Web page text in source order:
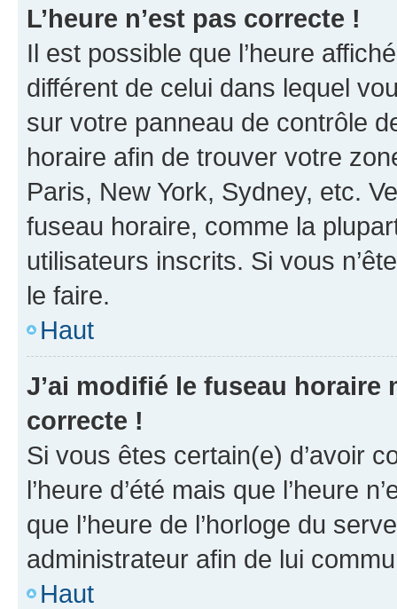
L’heure n’est pas correcte !
Il est possible que l’heure
différent de celui dans lequel
sur votre panneau de contrôle
horaire afin de trouver votre
Paris, New York, Sydney, etc.
fuseau horaire, comme la
utilisateurs inscrits. Si vous
le faire.
Haut
J’ai modifié le fuseau horaire
correcte !
Si vous êtes certain(e) d’avoir
l’heure d’été mais que l’heure
que l’heure de l’horloge du
administrateur afin de lui
Haut